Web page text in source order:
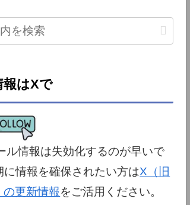
報はXで
ル情報は失効化するのが早いで
に情報を確保されたい方はX（旧
の更新情報をご活用ください。